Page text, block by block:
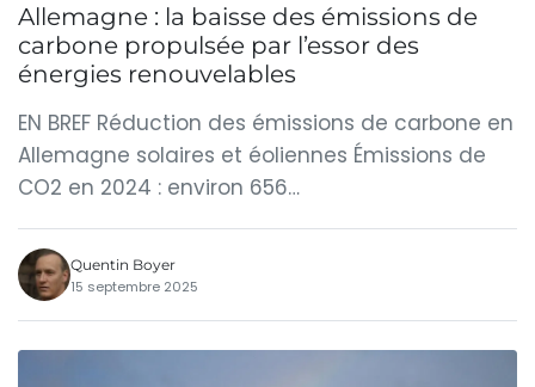
Allemagne : la baisse des émissions de
carbone propulsée par l’essor des
énergies renouvelables
EN BREF Réduction des émissions de carbone en
Allemagne solaires et éoliennes Émissions de
CO2 en 2024 : environ 656…
Quentin Boyer
15 septembre 2025